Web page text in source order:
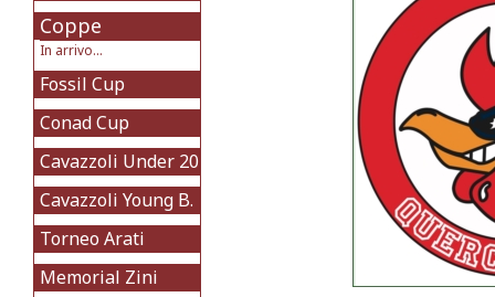
Coppe
In arrivo...
Fossil Cup
Conad Cup
Cavazzoli Under 20
Cavazzoli Young B.
Torneo Arati
Memorial Zini